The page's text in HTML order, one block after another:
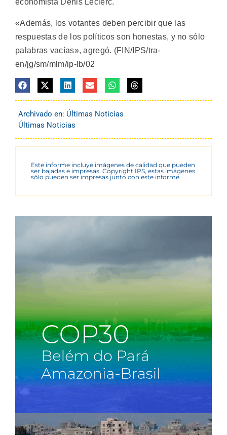
economista Denis Leclerc.
«Además, los votantes deben percibir que las
respuestas de los políticos son honestas, y no sólo
palabras vacías», agregó. (FIN/IPS/tra-
en/jg/sm/mlm/ip-lb/02
Archivado en: Últimas Noticias
Últimas Noticias
Este informe incluye imágenes de calidad que pueden
ser bajadas e impresas. Copyright IPS, estas imágenes
sólo pueden ser impresas junto con este informe